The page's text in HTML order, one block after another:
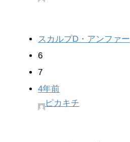
スカルプD・アンファー
6
7
4年前
ピカキチ